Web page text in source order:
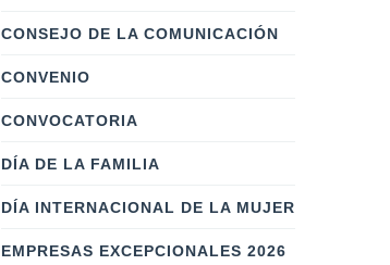
CONSEJO DE LA COMUNICACIÓN
CONVENIO
CONVOCATORIA
DÍA DE LA FAMILIA
DÍA INTERNACIONAL DE LA MUJER
EMPRESAS EXCEPCIONALES 2026